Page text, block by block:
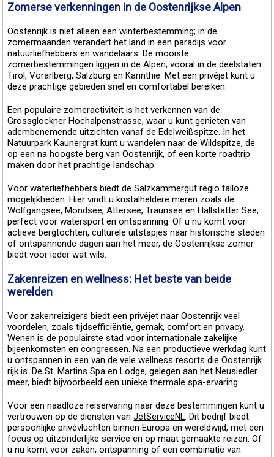
Zomerse verkenningen in de Oostenrijkse Alpen
Oostenrijk is niet alleen een winterbestemming; in de
zomermaanden verandert het land in een paradijs voor
natuurliefhebbers en wandelaars. De mooiste
zomerbestemmingen liggen in de Alpen, vooral in de deelstaten
Tirol, Vorarlberg, Salzburg en Karinthië. Met een privéjet kunt u
deze prachtige gebieden snel en comfortabel bereiken.
Een populaire zomeractiviteit is het verkennen van de
Grossglockner Hochalpenstrasse, waar u kunt genieten van
adembenemende uitzichten vanaf de Edelweißspitze. In het
Natuurpark Kaunergrat kunt u wandelen naar de Wildspitze, de
op een na hoogste berg van Oostenrijk, of een korte roadtrip
maken door het prachtige landschap.
Voor waterliefhebbers biedt de Salzkammergut regio talloze
mogelijkheden. Hier vindt u kristalheldere meren zoals de
Wolfgangsee, Mondsee, Attersee, Traunsee en Hallstätter See,
perfect voor watersport en ontspanning. Of u nu komt voor
actieve bergtochten, culturele uitstapjes naar historische steden
of ontspannende dagen aan het meer, de Oostenrijkse zomer
biedt voor ieder wat wils.
Zakenreizen en wellness: Het beste van beide
werelden
Voor zakenreizigers biedt een privéjet naar Oostenrijk veel
voordelen, zoals tijdsefficiëntie, gemak, comfort en privacy.
Wenen is de populairste stad voor internationale zakelijke
bijeenkomsten en congressen. Na een productieve werkdag kunt
u ontspannen in een van de vele wellness resorts die Oostenrijk
rijk is. De St. Martins Spa en Lodge, gelegen aan het Neusiedler
meer, biedt bijvoorbeeld een unieke thermale spa-ervaring.
Voor een naadloze reiservaring naar deze bestemmingen kunt u
vertrouwen op de diensten vanJetServiceNL. Dit bedrijf biedt
persoonlijke privévluchten binnen Europa en wereldwijd, met een
focus op uitzonderlijke service en op maat gemaakte reizen. Of
u nu komt voor zaken, ontspanning of een combinatie van